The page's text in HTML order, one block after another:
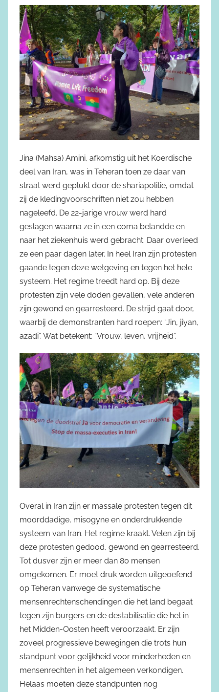
Jina (Mahsa) Amini, afkomstig uit het Koerdische
deel van Iran, was in Teheran toen ze daar van
straat werd geplukt door de shariapolitie, omdat
zij de kledingvoorschriften niet zou hebben
nageleefd. De 22-jarige vrouw werd hard
geslagen waarna ze in een coma belandde en
naar het ziekenhuis werd gebracht. Daar overleed
ze een paar dagen later. In heel Iran zijn protesten
gaande tegen deze wetgeving en tegen het hele
systeem. Het regime treedt hard op. Bij deze
protesten zijn vele doden gevallen, vele anderen
zijn gewond en gearresteerd. De strijd gaat door,
waarbij de demonstranten hard roepen: “Jin, jiyan,
azadi”. Wat betekent: “Vrouw, leven, vrijheid”.
Overal in Iran zijn er massale protesten tegen dit
moorddadige, misogyne en onderdrukkende
systeem van Iran. Het regime kraakt. Velen zijn bij
deze protesten gedood, gewond en gearresteerd.
Tot dusver zijn er meer dan 80 mensen
omgekomen. Er moet druk worden uitgeoefend
op Teheran vanwege de systematische
mensenrechtenschendingen die het land begaat
tegen zijn burgers en de destabilisatie die het in
het Midden-Oosten heeft veroorzaakt. Er zijn
zoveel progressieve bewegingen die trots hun
standpunt voor gelijkheid voor minderheden en
mensenrechten in het algemeen verkondigen.
Helaas moeten deze standpunten nog